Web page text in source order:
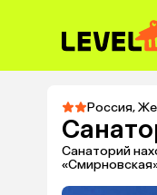
Россия,
Санаторий